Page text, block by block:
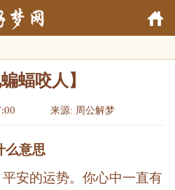
蝠咬人】
来源: 周公解梦
么意思
安的运势。你心中一直有